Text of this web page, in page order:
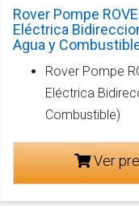
Rover Pompe
Eléctrica
Agua y
Rover Pompe
Eléctrica
Combustible)
Ver